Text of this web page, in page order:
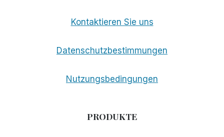
Kontaktieren Sie uns
Datenschutzbestimmungen
Nutzungsbedingungen
PRODUKTE